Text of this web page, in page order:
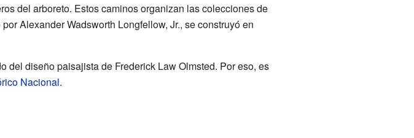
del arboreto. Estos caminos organizan las colecciones de
Alexander Wadsworth Longfellow, Jr., se construyó en
del diseño paisajista de Frederick Law Olmsted. Por eso, es
Nacional.